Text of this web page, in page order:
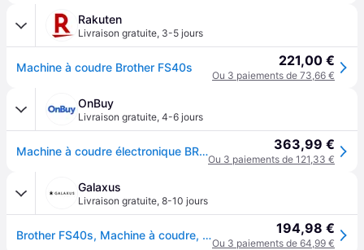
Rakuten
Livraison gratuite, 3-5 jours
Machine à coudre Brother FS40s 221,00 €
Ou 3 paiements de 73,66 €
OnBuy
Livraison gratuite, 4-6 jours
Machine à coudre électronique BROTHER FS40s - 40 points de couture - Enfile-aiguille automatique - Ecran LCD 363,99 €
Ou 3 paiements de 121,33 €
Galaxus
Livraison gratuite, 8-10 jours
Brother FS40s, Machine à coudre, Blanc, Bleu 194,98 €
Ou 3 paiements de 64,99 €